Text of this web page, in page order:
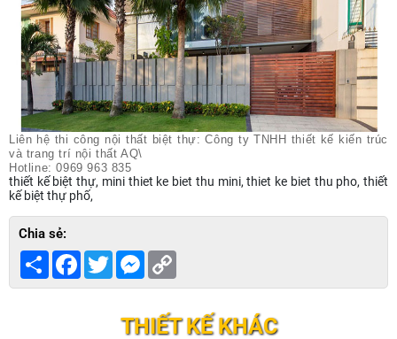
Liên hệ thi công nội thất biệt thự: Công ty TNHH thiết kế kiến trúc
và trang trí nội thất AQ\
Hotline: 0969 963 835
thiết kế biệt thự, mini thiet ke biet thu mini, thiet ke biet thu pho, thiết
kế biệt thự phố,
Chia sẻ:
Share Facebook
TwitterMessenger
THIẾT KẾ KHÁC